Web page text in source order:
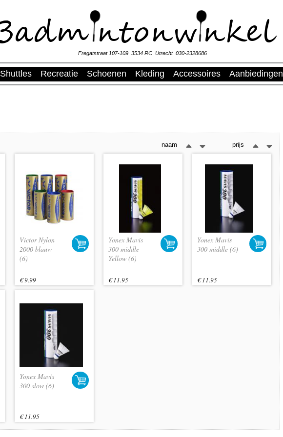
Fregatstraat 107-109 3534 RC Utrecht 030-2328686
Shuttles Recreatie Schoenen Kleding Accessoires Aanbiedingen
naam prijs
Victor Nylon
2000 blauw
(6)
€ 9.99
Yonex Mavis
300 middle
Yellow (6)
€ 11.95
Yonex Mavis
300 middle (6)
€ 11.95
Yonex Mavis
300 slow (6)
€ 11.95